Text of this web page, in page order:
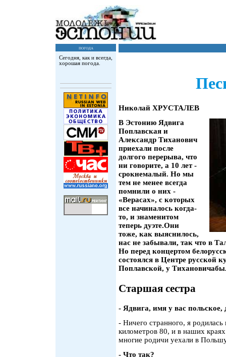
погода
Сегодня, как и всегда,
хорошая погода.
Николай ХРУСТАЛЕВ
В Эстонию Ядвига
Поплавская и
Александр Тиханович
приехали после
долгого перерыва, что
ни говорите, а 10 лет -
срокнемалый. Но мы
тем не менее всегда
помнили о них -
«Верасах», с которых
все начиналось когда-
то, и знаменитом
теперь дуэте.Они
тоже, как выяснилось,
нас не забывали, так что в
Но перед концертом
состоялся в Центре русской
Поплавской, у
Старшая сестра
- Ядвига, имя у вас
- Ничего странного, я
километров 80, и в наших
многие родичи уехали в
- Что так?